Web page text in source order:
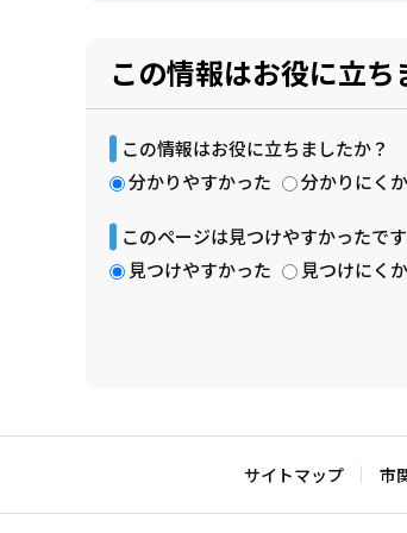
この情報はお役に立ち
この情報はお役に立ちましたか？
分かりやすかった
分かりにく
このページは見つけやすかったで
見つけやすかった
見つけにく
文
サイトマップ 市